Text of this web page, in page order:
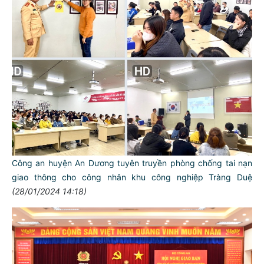
Công an huyện An Dương tuyên truyền phòng chống tai nạn
giao thông cho công nhân khu công nghiệp Tràng Duệ
(28/01/2024 14:18)